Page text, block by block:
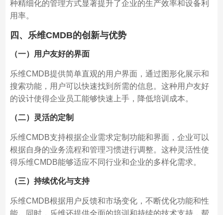
种精细化的管理方式显著提升了企业的生产效率和设备利
用率。
四、乐维CMDB的创新与优势
（一）用户友好的界面
乐维CMDB提供简单直观的用户界面，通过图形化展示和
搜索功能，用户可以快速找到所需的信息。这种用户友好
的设计使得企业员工能够快速上手，降低培训成本。
（二）灵活的定制
乐维CMDB支持根据企业需求定制功能和界面，企业可以
根据自身的业务流程和管理习惯进行调整。这种灵活性使
得乐维CMDB能够适应不同行业和企业的多样化需求。
（三）持续优化与支持
乐维CMDB根据用户反馈和市场变化，不断优化功能和性
能。同时，乐维还提供全面的培训和持续的技术支持，帮